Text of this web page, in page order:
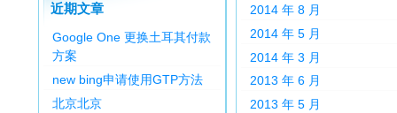
近期文章
Google One 更换土耳其付款
方案
new bing申请使用GTP方法
北京北京
2014 年 8 月
2014 年 5 月
2014 年 3 月
2013 年 6 月
2013 年 5 月